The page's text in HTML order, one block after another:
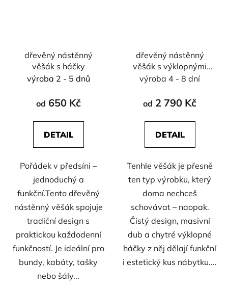
dřevěný nástěnný
věšák s háčky
výroba 2 - 5 dnů
od 650 Kč
DETAIL
Pořádek v předsíni –
jednoduchý a
funkční.Tento dřevěný
nástěnný věšák spojuje
tradiční design s
praktickou každodenní
funkčností. Je ideální pro
bundy, kabáty, tašky
nebo šály...
dřevěný nástěnný
věšák s výklopnými
háčky
výroba 4 - 8 dní
od 2 790 Kč
DETAIL
Tenhle věšák je přesně
ten typ výrobku, který
doma nechceš
schovávat – naopak.
Čistý design, masivní
dub a chytré výklopné
háčky z něj dělají funkční
i estetický kus nábytku....